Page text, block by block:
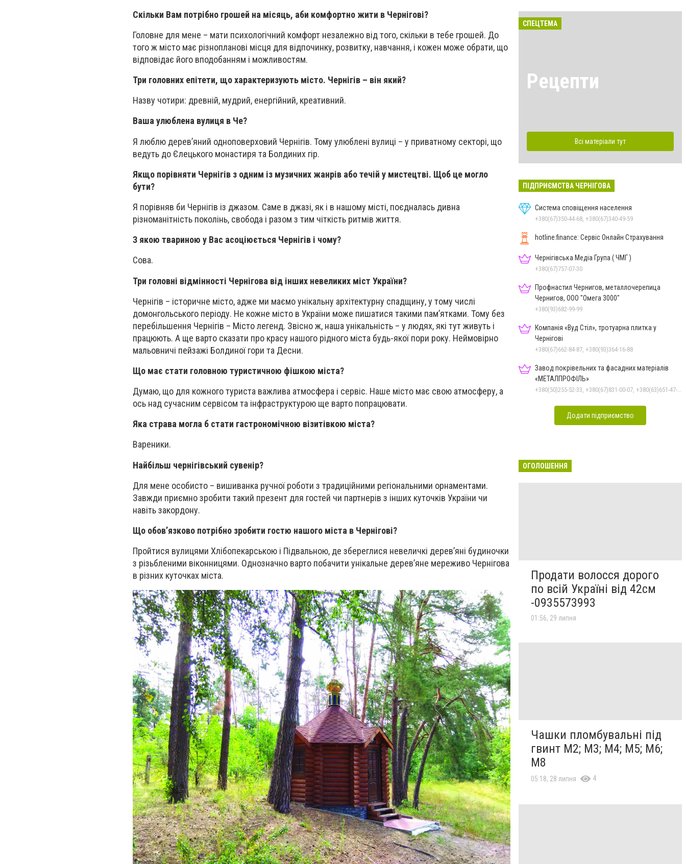
Скільки Вам потрібно грошей на місяць, аби комфортно жити в Чернігові?
Головне для мене – мати психологічний комфорт незалежно від того, скільки в тебе грошей. До
того ж місто має різнопланові місця для відпочинку, розвитку, навчання, і кожен може обрати, що
відповідає його вподобанням і можливостям.
Три головних епітети, що характеризують місто. Чернігів – він який?
Назву чотири: древній, мудрий, енергійний, креативний.
Ваша улюблена вулиця в Че?
Я люблю дерев’яний одноповерховий Чернігів. Тому улюблені вулиці – у приватному секторі, що
ведуть до Єлецького монастиря та Болдиних гір.
Якщо порівняти Чернігів з одним із музичних жанрів або течій у мистецтві. Щоб це могло
бути?
Я порівняв би Чернігів із джазом. Саме в джазі, як і в нашому місті, поєдналась дивна
різноманітність поколінь, свобода і разом з тим чіткість ритмів життя.
З якою твариною у Вас асоціюється Чернігів і чому?
Сова.
Три головні відмінності Чернігова від інших невеликих міст України?
Чернігів – історичне місто, адже ми маємо унікальну архітектурну спадщину, у тому числі
домонгольського періоду. Не кожне місто в України може пишатися такими пам’ятками. Тому без
перебільшення Чернігів – Місто легенд. Звісно ж, наша унікальність – у людях, які тут живуть і
працюють. А ще варто сказати про красу нашого рідного міста будь-якої пори року. Неймовірно
мальовничі пейзажі Болдиної гори та Десни.
Що має стати головною туристичною фішкою міста?
Думаю, що для кожного туриста важлива атмосфера і сервіс. Наше місто має свою атмосферу, а
ось над сучасним сервісом та інфраструктурою ще варто попрацювати.
Яка страва могла б стати гастрономічною візитівкою міста?
Вареники.
Найбільш чернігівський сувенір?
Для мене особисто – вишиванка ручної роботи з традиційними регіональними орнаментами.
Завжди приємно зробити такий презент для гостей чи партнерів з інших куточків України чи
навіть закордону.
Що обов’язково потрібно зробити гостю нашого міста в Чернігові?
Пройтися вулицями Хлібопекарською і Підвальною, де збереглися невеличкі дерев’яні будиночки
з різьбленими віконницями. Однозначно варто побачити унікальне дерев’яне мереживо Чернігова
в різних куточках міста.
СПЕЦТЕМА
Рецепти
Всі матеріали тут
ПІДПРИЄМСТВА ЧЕРНІГОВА
Система сповіщення населення
+380(67)350-44-68, +380(67)340-49-59
hotline.finance: Сервіс Онлайн Страхування
Чернігівська Медіа Група ( ЧМГ )
+380(67)757-07-30
Профнастил Чернигов, металлочерепица
Чернигов, ООО "Омега 3000"
+380(93)682-99-99
Компанія «Вуд Стіл», тротуарна плитка у
Чернігові
+380(67)662-84-87, +380(93)364-16-88
Завод покрівельних та фасадних матеріалів
«МЕТАЛПРОФІЛЬ»
Додати підприємство
ОГОЛОШЕННЯ
Продати волосся дорого
по всій Україні від 42см
-0935573993
01:56, 29 липня
Чашки пломбувальні під
гвинт М2; М3; М4; М5; М6;
М8
05:18, 28 липня 4